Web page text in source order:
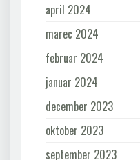
april 2024
marec 2024
februar 2024
januar 2024
december 2023
oktober 2023
september 2023